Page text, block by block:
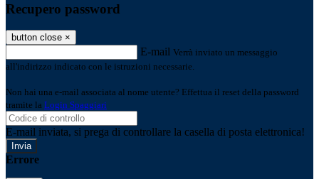
Recupero password
button close ×
E-mail Verrà inviato un messaggio
all'indirizzo indicato con le istruzioni necessarie.
Non hai una e-mail associata al nome utente? Effettua il reset della password
tramite la Login Spaggiari
E-mail inviata, si prega di controllare la casella di posta elettronica!
Errore